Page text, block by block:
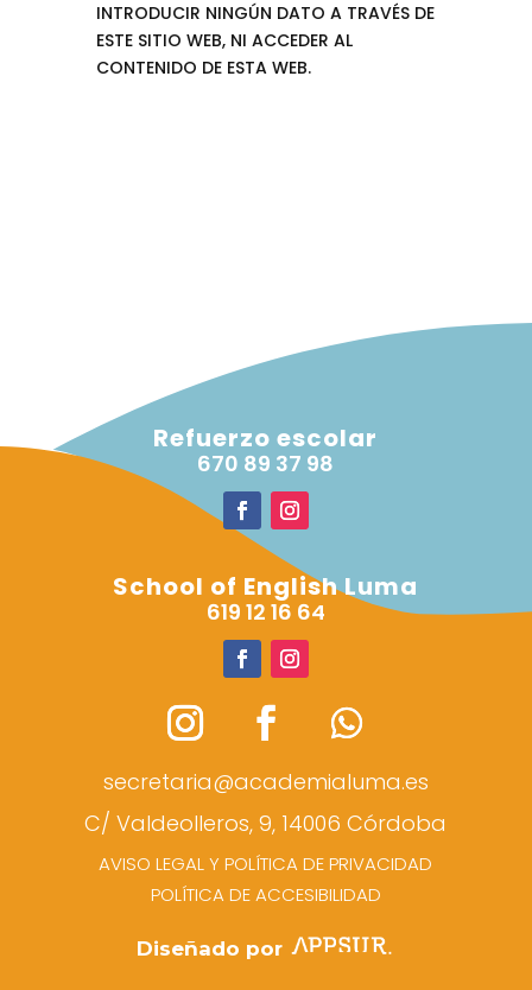
INTRODUCIR NINGÚN DATO A TRAVÉS DE
ESTE SITIO WEB, NI ACCEDER AL
CONTENIDO DE ESTA WEB.
Refuerzo escolar
670 89 37 98
School of English Luma
619 12 16 64
secretaria@academialuma.es
C/ Valdeolleros, 9, 14006 Córdoba
AVISO LEGAL Y POLÍTICA DE PRIVACIDAD
POLÍTICA DE ACCESIBILIDAD
Diseñado por